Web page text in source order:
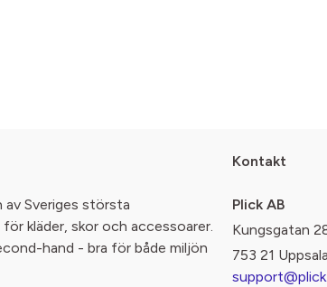
av Sveriges största
kläder, skor och accessoarer.
hand - bra för både miljön
Kontakt
Plick AB
Kungsgatan
753 21 Uppsala